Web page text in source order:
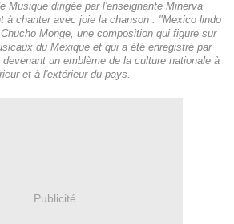
Musique dirigée par l'enseignante Minerva
à chanter avec joie la chanson : "Mexico lindo
Monge, une composition qui figure sur
du Mexique et qui a été enregistré par
un emblème de la culture nationale à
et à l'extérieur du pays.
Publicité